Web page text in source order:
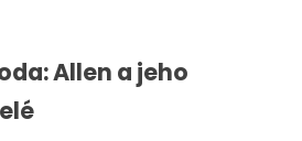
Allen a jeho